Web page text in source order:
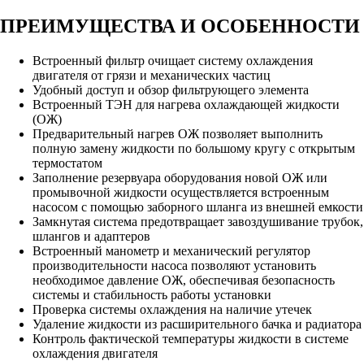
ПРЕИМУЩЕСТВА И ОСОБЕННОСТИ
Встроенный фильтр очищает систему охлаждения
двигателя от грязи и механических частиц
Удобный доступ и обзор фильтрующего элемента
Встроенный ТЭН для нагрева охлаждающей жидкости
(ОЖ)
Предварительный нагрев ОЖ позволяет выполнить
полную замену жидкости по большому кругу с открытым
термостатом
Заполнение резервуара оборудования новой ОЖ или
промывочной жидкости осуществляется встроенным
насосом с помощью заборного шланга из внешней емкости
Замкнутая система предотвращает завоздушивание трубок,
шлангов и адаптеров
Встроенный манометр и механический регулятор
производительности насоса позволяют установить
необходимое давление ОЖ, обеспечивая безопасность
системы и стабильность работы установки
Проверка системы охлаждения на наличие утечек
Удаление жидкости из расширительного бачка и радиатора
Контроль фактической температуры жидкости в системе
охлаждения двигателя